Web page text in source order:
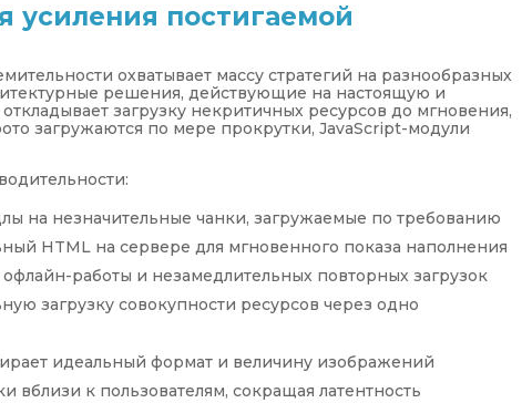
усиления постигаемой
охватывает массу стратегий на разнообразных
решения, действующие на настоящую и
загрузку некритичных ресурсов до мгновения,
загружаются по мере прокрутки, JavaScript-модули
на незначительные чанки, загружаемые по требованию
HTML на сервере для мгновенного показа наполнения
работы и незамедлительных повторных загрузок
загрузку совокупности ресурсов через одно
идеальный формат и величину изображений
вблизи к пользователям, сокращая латентность